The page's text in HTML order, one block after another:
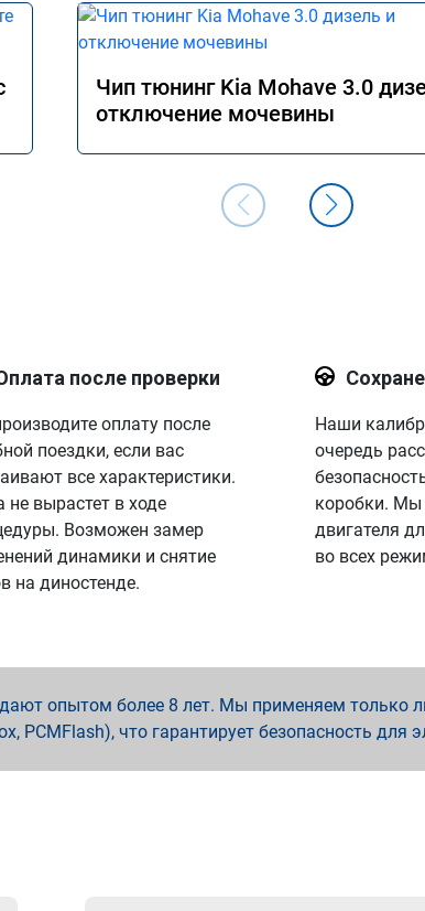
Чип тюнинг Kia Mohave 3.0
отключение мочевины
после проверки
оплату после
поездки, если вас
все характеристики.
не вырастет в ходе
Возможен замер
динамики и снятие
на диностенде.
Наши
очередь
коробки. Мы
двигателя
во всех
опытом более 8 лет. Мы применяем только
PCMFlash), что гарантирует безопасность для